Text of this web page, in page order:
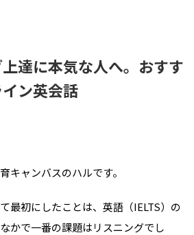
達に本気な人へ。おすす
ン英会話
キャンバスのハルです。
最初にしたことは、英語（IELTS）の
かで一番の課題はリスニングでし